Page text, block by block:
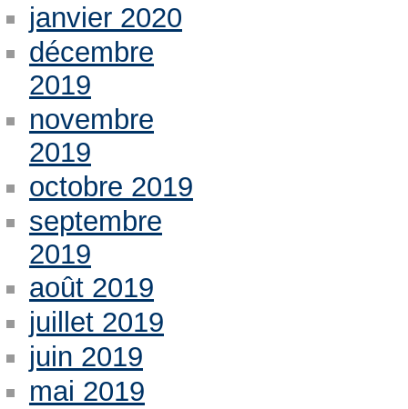
janvier 2020
décembre
2019
novembre
2019
octobre 2019
septembre
2019
août 2019
juillet 2019
juin 2019
mai 2019